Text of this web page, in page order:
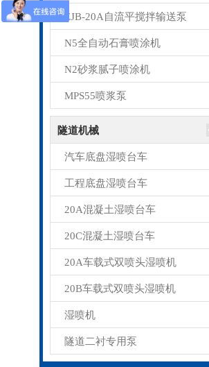
ZJB-20A自流平搅拌输送泵
N5全自动石膏喷涂机
N2砂浆腻子喷涂机
MPS55喷浆泵
隧道机械
汽车底盘湿喷台车
工程底盘湿喷台车
20A混凝土湿喷台车
20C混凝土湿喷台车
20A车载式双喷头湿喷机
20B车载式双喷头湿喷机
湿喷机
隧道二衬专用泵